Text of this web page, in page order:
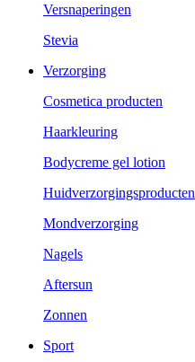
Versnaperingen
Stevia
Verzorging
Cosmetica producten
Haarkleuring
Bodycreme gel lotion
Huidverzorgingsproducten
Mondverzorging
Nagels
Aftersun
Zonnen
Sport